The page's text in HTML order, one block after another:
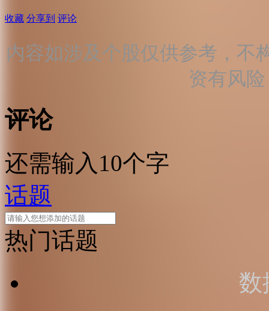
收藏 分享到 评论
内容如涉及个股仅供参考，不
资有风
评论
还需输入10个字
话题
热门话题
数